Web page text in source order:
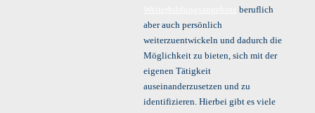
beruflich
aber auch persönlich
weiterzuentwickeln und dadurch die
Möglichkeit zu bieten, sich mit der
eigenen Tätigkeit
auseinanderzusetzen und zu
identifizieren. Hierbei gibt es viele